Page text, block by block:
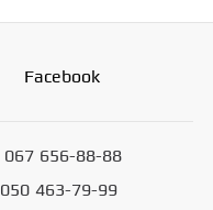
Facebook
067 656-88-88
050 463-79-99